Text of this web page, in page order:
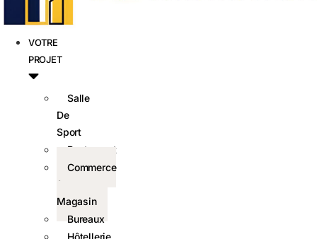
VOTRE
PROJET
Salle
De
Sport
Restaurant
Commerce
&
Magasin
Bureaux